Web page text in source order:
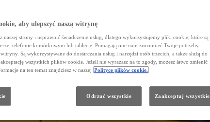
aby ulepszyć naszą witrynę
naszej strony i usprawnić świadczenie usług, dlatego wykorzystujemy pliki cookie, które są
telefonie komórkowym lub tablecie. Pomagają one nam zrozumieć Twoje potrzeby i
Są wykorzystywane do dostarczania usług i narzędzi osób trzecich, a także służą do
wszystkich plików cookie. Jeżeli nie wyrażasz na to zgody, możesz łatwo zmienić
na ten temat znajdziesz w naszej Polityce plików cookie.
Odrzuć wszystkie Zaakceptuj wszystkie